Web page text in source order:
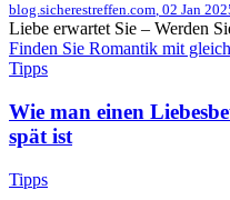
blog.sicherestreffen.com, 02 Jan
Liebe erwartet Sie – Werden
Finden Sie Romantik mit
Tipps
Wie man einen
spät ist
Tipps